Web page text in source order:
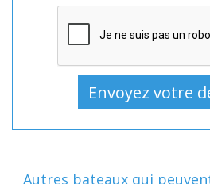
Autres bateaux qui